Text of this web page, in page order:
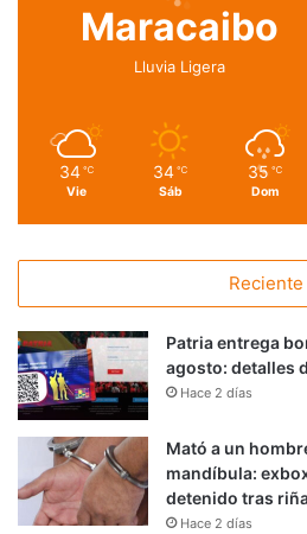
Maracaibo
Lluvia Ligera
34 ℃
Vie
34 ℃
Sáb
35 ℃
Dom
Reciente
Patria entrega
agosto: detalles
Hace 2 días
Mató a un
mandíbula:
detenido tras
Hace 2 días